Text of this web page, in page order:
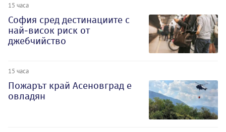
15 часа
София сред дестинациите с
най-висок риск от
джебчийство
15 часа
Пожарът край Асеновград е
овладян